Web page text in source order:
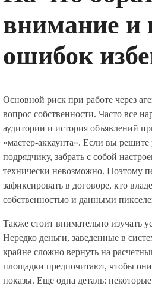
внимание и
ошибок
Основной риск при работе через
вопрос собственности. Часто все
аудитории и история объявлений
«мастер-аккаунта». Если вы
подрядчику, забрать с собой
технически невозможно. Поэтому
зафиксировать в договоре, кто
собственностью и данными
Также стоит внимательно изучать
Нередко деньги, заведенные в
крайне сложно вернуть на
площадки предпочитают, чтобы
показы. Еще одна деталь: